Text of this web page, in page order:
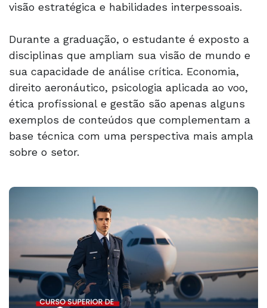
visão estratégica e habilidades interpessoais.
Durante a graduação, o estudante é exposto a
disciplinas que ampliam sua visão de mundo e
sua capacidade de análise crítica. Economia,
direito aeronáutico, psicologia aplicada ao voo,
ética profissional e gestão são apenas alguns
exemplos de conteúdos que complementam a
base técnica com uma perspectiva mais ampla
sobre o setor.